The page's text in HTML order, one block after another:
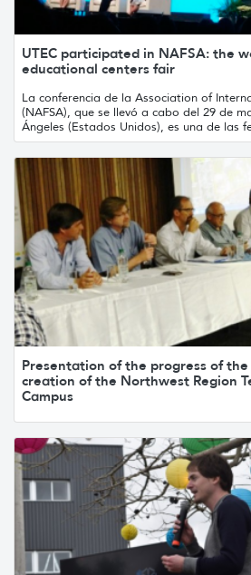
UTEC participated in NAFSA: the
educational centers fair
La conferencia de la Association of
(NAFSA), que se llevó a cabo del 29 de
Ángeles (Estados Unidos), es una de las
Presentation of the progress of
creation of the Northwest Region
Campus